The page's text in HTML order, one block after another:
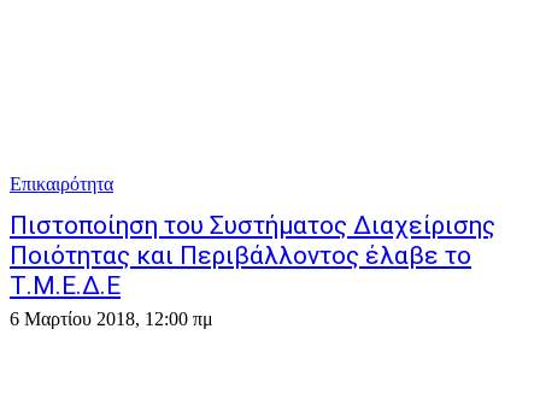
Επικαιρότητα
Πιστοποίηση του Συστήματος Διαχείρισης
Ποιότητας και Περιβάλλοντος έλαβε το
Τ.Μ.Ε.Δ.Ε
6 Μαρτίου 2018, 12:00 πμ